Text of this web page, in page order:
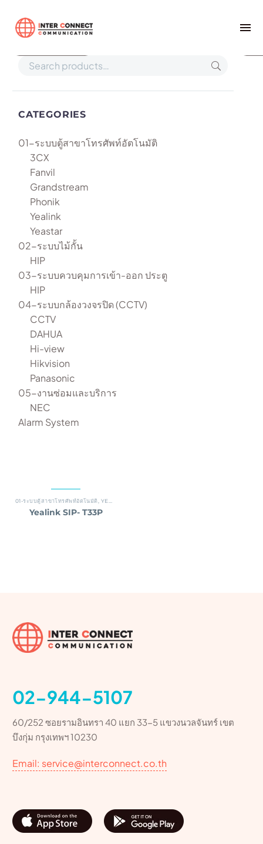
Home
CATEGORIES
01-ระบบตู้สาขาโทรศัพท์อัตโนมัติ
3CX
Fanvil
Grandstream
Phonik
Yealink
Yeastar
02-ระบบไม้กั้น
HIP
03-ระบบควบคุมการเข้า-ออก ประตู
HIP
04-ระบบกล้องวงจรปิด (CCTV)
CCTV
DAHUA
Hi-view
Hikvision
Panasonic
05-งานซ่อมและบริการ
NEC
Alarm System
01-ระบบตู้สาขาโทรศัพท์อัตโนมัติ YEALINK
Yealink SIP- T33P
02-944-5107
60/252 ซอยรามอินทรา 40 แยก 33-5 แขวงนวลจันทร์ เขต
บึงกุ่ม กรุงเทพฯ 10230
Email: service@interconnect.co.th